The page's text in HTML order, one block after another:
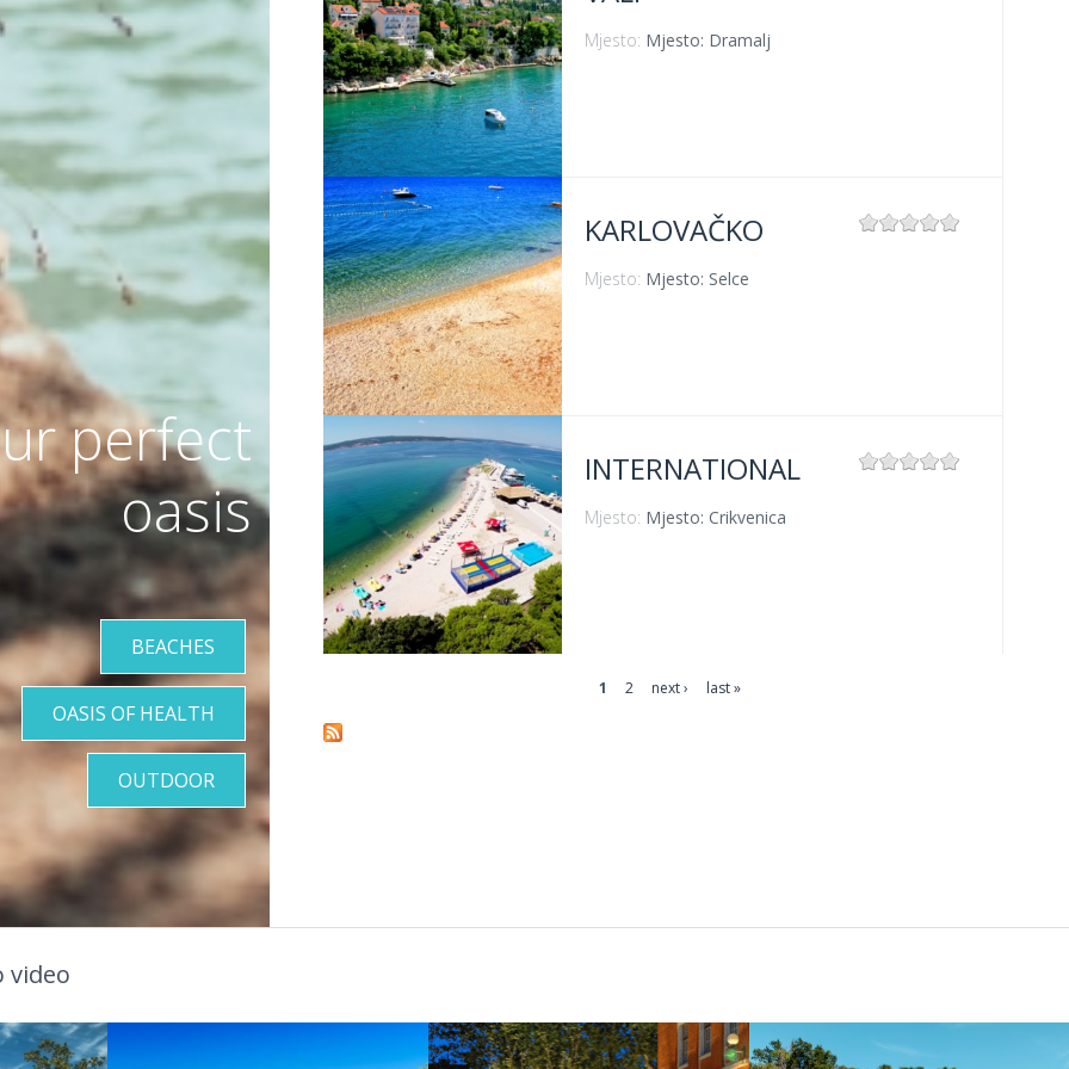
VIŠE INFORMACIJA
Mjesto: Mjesto: Dramalj
VIŠE INFORMACIJA
KARLOVAČKO
Mjesto: Mjesto: Selce
VIŠE INFORMACIJA
INTERNATIONAL
Mjesto: Mjesto: Crikvenica
1 2 next › last »
perfect
oasis
BEACHES
OASIS OF HEALTH
OUTDOOR
video